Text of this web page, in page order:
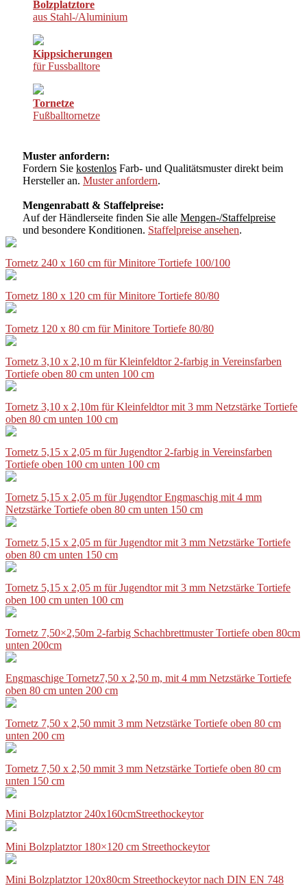
Bolzplatztore
aus Stahl-/Aluminium
Kippsicherungen
für Fussballtore
Tornetze
Fußballtornetze
Muster anfordern:
Fordern Sie kostenlos Farb- und Qualitätsmuster direkt beim
Hersteller an. Muster anfordern.
Mengenrabatt & Staffelpreise:
Auf der Händlerseite finden Sie alle Mengen-/Staffelpreise
und besondere Konditionen. Staffelpreise ansehen.
Tornetz 240 x 160 cm für Minitore Tortiefe 100/100
Tornetz 180 x 120 cm für Minitore Tortiefe 80/80
Tornetz 120 x 80 cm für Minitore Tortiefe 80/80
Tornetz 3,10 x 2,10 m für Kleinfeldtor 2-farbig in Vereinsfarben
Tortiefe oben 80 cm unten 100 cm
Tornetz 3,10 x 2,10m für Kleinfeldtor mit 3 mm Netzstärke Tortiefe
oben 80 cm unten 100 cm
Tornetz 5,15 x 2,05 m für Jugendtor 2-farbig in Vereinsfarben
Tortiefe oben 100 cm unten 100 cm
Tornetz 5,15 x 2,05 m für Jugendtor Engmaschig mit 4 mm
Netzstärke Tortiefe oben 80 cm unten 150 cm
Tornetz 5,15 x 2,05 m für Jugendtor mit 3 mm Netzstärke Tortiefe
oben 80 cm unten 150 cm
Tornetz 5,15 x 2,05 m für Jugendtor mit 3 mm Netzstärke Tortiefe
oben 100 cm unten 100 cm
Tornetz 7,50×2,50m 2-farbig Schachbrettmuster Tortiefe oben 80cm
unten 200cm
Engmaschige Tornetz7,50 x 2,50 m, mit 4 mm Netzstärke Tortiefe
oben 80 cm unten 200 cm
Tornetz 7,50 x 2,50 mmit 3 mm Netzstärke Tortiefe oben 80 cm
unten 200 cm
Tornetz 7,50 x 2,50 mmit 3 mm Netzstärke Tortiefe oben 80 cm
unten 150 cm
Mini Bolzplatztor 240x160cmStreethockeytor
Mini Bolzplatztor 180×120 cm Streethockeytor
Mini Bolzplatztor 120x80cm Streethockeytor nach DIN EN 748